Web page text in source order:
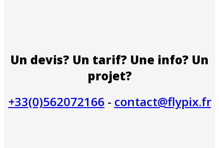
Un devis? Un tarif? Une info? Un
projet?
+33(0)562072166 - contact@flypix.fr